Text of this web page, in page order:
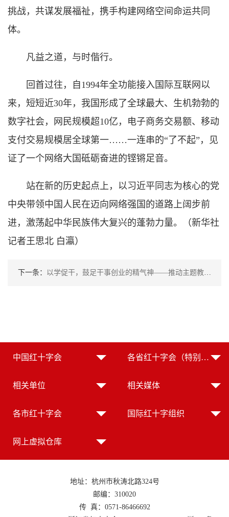
挑战，共谋发展福祉，携手构建网络空间命运共同
体。
凡益之道，与时偕行。
回首过往，自1994年全功能接入国际互联网以
来，短短近30年，我国形成了全球最大、生机勃勃的
数字社会，网民规模超10亿，电子商务交易额、移动
支付交易规模居全球第一……一连串的“了不起”，见
证了一个网络大国砥砺奋进的铿锵足音。
站在新的历史起点上，以习近平同志为核心的党
中央带领中国人民在迈向网络强国的道路上阔步前
进，激荡起中华民族伟大复兴的蓬勃力量。（新华社
记者王思北 白瀛）
下一条： 以学促干，鼓足干事创业的精气神——推动主题教育取得实实在在的成效
中国红十字会 各省红十字会（特别行政区红十字会）
相关单位 相关媒体
各市红十字会 国际红十字组织
网上虚拟仓库
地址：杭州市秋涛北路324号
邮编：310020
传 真：0571-86466692